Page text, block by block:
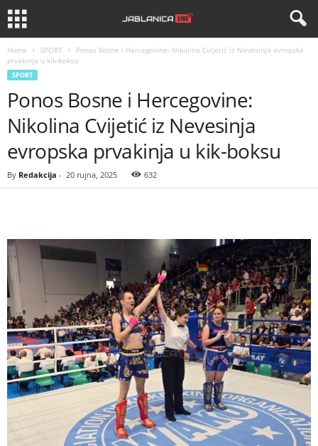
Home SPORT
Ponos Bosne i Hercegovine: Nikolina Cvijetić iz Nevesinja evropska
prvakinja u kik-boksu
SPORT
Ponos Bosne i Hercegovine:
Nikolina Cvijetić iz Nevesinja
evropska prvakinja u kik-boksu
By Redakcija - 20 rujna, 2025 632